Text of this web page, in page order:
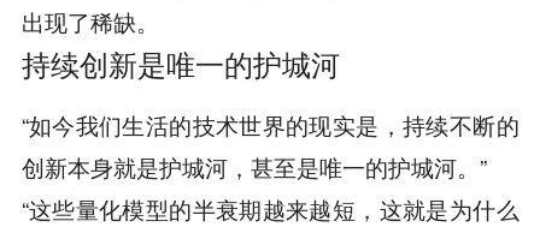
出现了稀缺。
持续创新是唯一的护城河
“如今我们生活的技术世界的现实是，持续不断的
创新本身就是护城河，甚至是唯一的护城河。”
“这些量化模型的半衰期越来越短，这就是为什么